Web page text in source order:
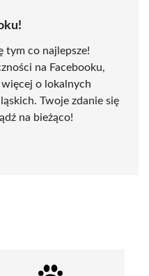
tym co najlepsze!
na Facebooku,
więcej o lokalnych
Twoje zdanie się
na bieżąco!